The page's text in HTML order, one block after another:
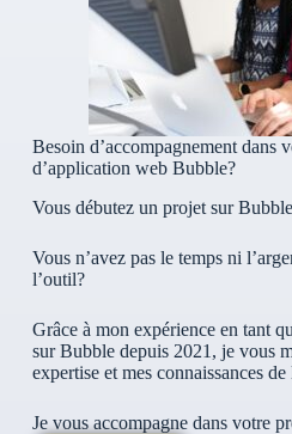
Besoin d’accompagnement dans
d’application web Bubble?
Vous débutez un projet sur
Vous n’avez pas le temps ni
l’outil?
Grâce à mon expérience en tant
sur Bubble depuis 2021, je vous
expertise et mes connaissances
Je vous accompagne dans votre